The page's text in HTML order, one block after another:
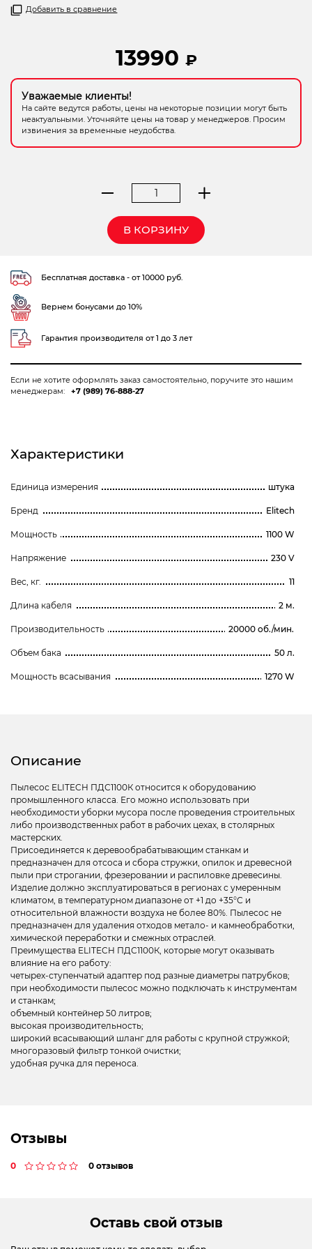
Электрохозтовары
Добавить в сравнение
13990 ₽
Уважаемые клиенты!
На сайте ведутся работы, цены на некоторые позиции могут быть
неактуальными. Уточняйте цены на товар у менеджеров. Просим
извинения за временные неудобства.
Количество
пылесос
ELITECH
сбора
В КОРЗИНУ
Бесплатная доставка - от 10000 руб.
Вернем бонусами до 10%
Гарантия производителя от 1 до 3 лет
Если не хотите оформлять заказ самостоятельно, поручите это нашим
менеджерам:
+7 (989) 76-888-27
Характеристики
Единица измерения штука
Бренд Elitech
Мощность 1100 W
Напряжение 230 V
Вес, кг. 11
Длина кабеля 2 м.
Производительность 20000 об./мин.
Объем бака 50 л.
Мощность всасывания 1270 W
Описание
Пылесос ELITECH ПДС1100К относится к оборудованию
промышленного класса. Его можно использовать при
необходимости уборки мусора после проведения строительных
либо производственных работ в рабочих цехах, в столярных
мастерских.
Присоединяется к деревообрабатывающим станкам и
предназначен для отсоса и сбора стружки, опилок и древесной
пыли при строгании, фрезеровании и распиловке древесины.
Изделие должно эксплуатироваться в регионах с умеренным
климатом, в температурном диапазоне от +1 до +35°С и
относительной влажности воздуха не более 80%. Пылесос не
предназначен для удаления отходов метало- и камнеобработки,
химической переработки и смежных отраслей.
Преимущества ELITECH ПДС1100К, которые могут оказывать
влияние на его работу:
четырех-ступенчатый адаптер под разные диаметры патрубков;
при необходимости пылесос можно подключать к инструментам
и станкам;
объемный контейнер 50 литров;
высокая производительность;
широкий всасывающий шланг для работы с крупной стружкой;
многоразовый фильтр тонкой очистки;
удобная ручка для переноса.
Отзывы
0 0 отзывов
Оставь свой отзыв